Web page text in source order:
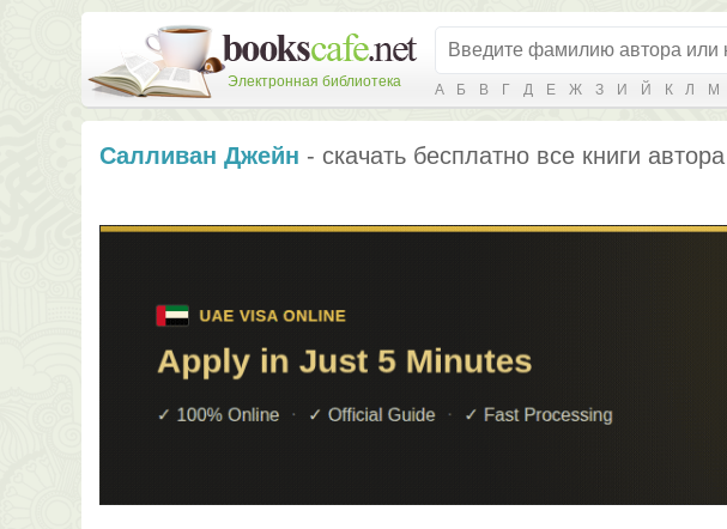
Электронная библиотека А Б В Г Д Е Ж З И Й К Л М
Салливан Джейн - скачать бесплатно все книги автора